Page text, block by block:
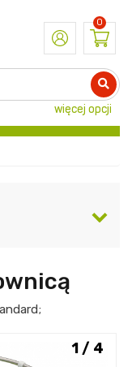
0
więcej opcji
;
1 / 4